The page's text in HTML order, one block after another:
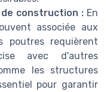
construction :En
associée aux
poutres requièrent
avec d'autres
les structures
pour garantir